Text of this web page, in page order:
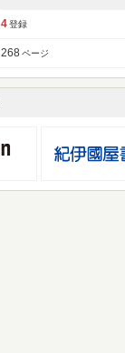
4 登録
268 ページ